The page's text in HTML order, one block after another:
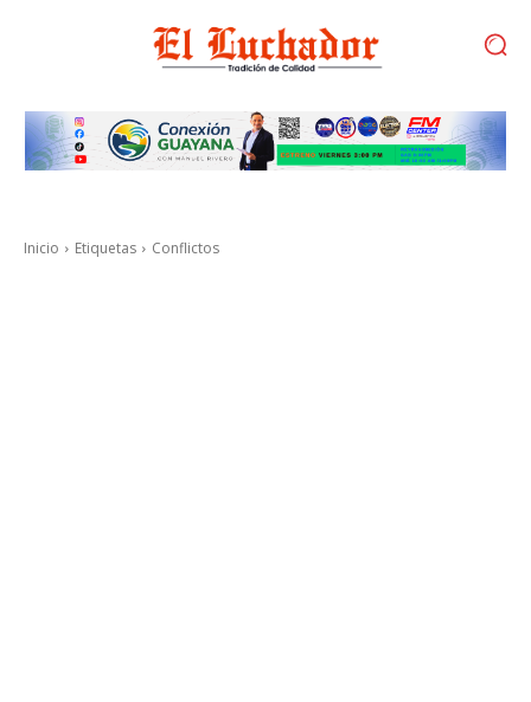
Inicio Etiquetas Conflictos